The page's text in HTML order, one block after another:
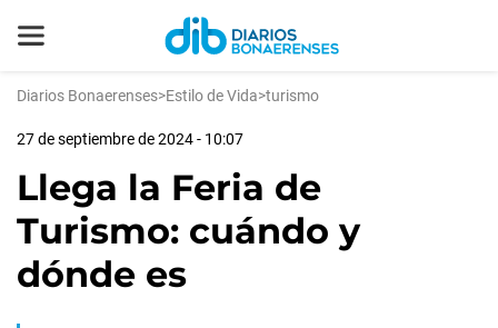
Diarios Bonaerenses>Estilo de Vida>turismo
27 de septiembre de 2024 - 10:07
Llega la Feria de
Turismo: cuándo y
dónde es